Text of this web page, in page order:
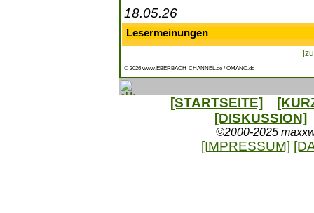
18.05.26
Lesermeinungen
© 2026 www.EBERBACH-CHANNEL.de / OMANO.de
[STARTSEITE]
[DISKUSSION]
©2000-2025
[IMPRESSUM]